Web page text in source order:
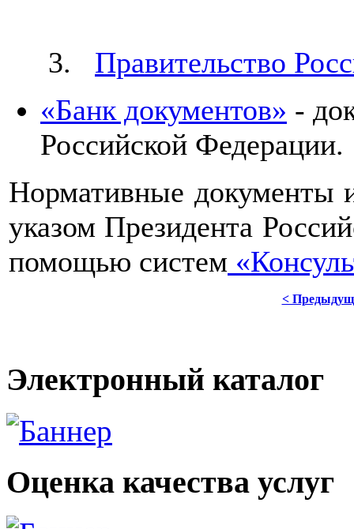
3. Правительство
«Банк документов» -
Российской Федерации.
Нормативные документы
указом Президента
помощью систем
<
Электронный каталог
Оценка качества услуг